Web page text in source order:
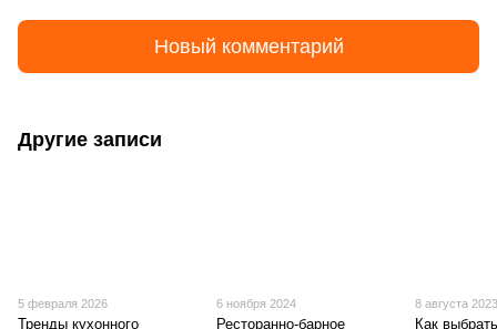
Новый комментарий
Другие записи
5 февраля 2026
Тренды кухонного
6 ноября 2024
Ресторанно-барное
8 августа
Как